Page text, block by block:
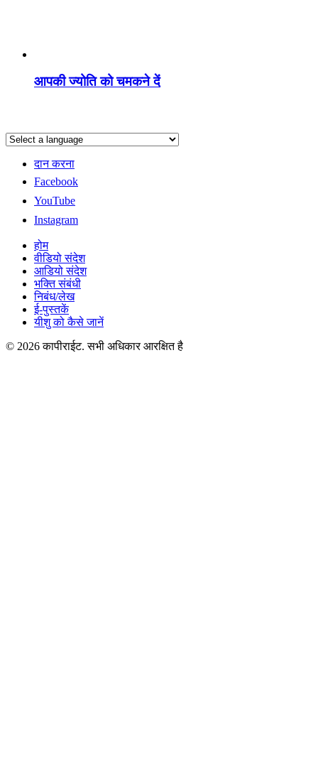
आपकी ज्योति को चमकने दें
दान करना
Facebook
YouTube
Instagram
होम
वीडियो संदेश
आडियो संदेश
भक्ति संबंधी
निबंध/लेख
ई-पुस्तकें
यीशु को कैसे जानें
© 2026 कापीराईट. सभी अधिकार आरक्षित है